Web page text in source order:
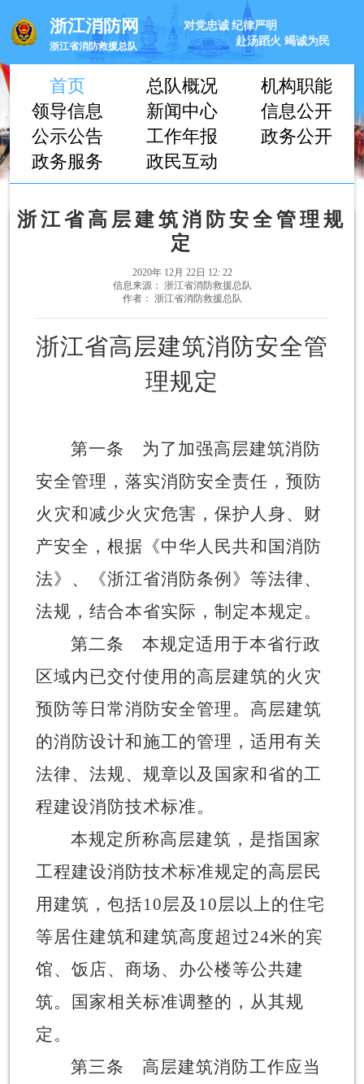
浙江消防网
浙江省消防救援总队
对党忠诚 纪律严明
赴汤蹈火 竭诚为民
首页 总队概况
机构职能
领导信息
新闻中心
信息公开
公示公告
工作年报
政务公开
政务服务
政民互动
浙江省高层建筑消防安全管理规
定
2020年 12月 22日 12: 22
信息来源： 浙江省消防救援总队
作者： 浙江省消防救援总队
浙江省高层建筑消防安全管
理规定
第一条
为了加强高层建筑消防
安全管理，落实消防安全责任，预防
火灾和减少火灾危害，保护人身、财
产安全，根据《中华人民共和国消防
法》、《浙江省消防条例》等法律、
法规，结合本省实际，制定本规定。
第二条
本规定适用于本省行政
区域内已交付使用的高层建筑的火灾
预防等日常消防安全管理。高层建筑
的消防设计和施工的管理，适用有关
法律、法规、规章以及国家和省的工
程建设消防技术标准。
本规定所称高层建筑，是指国家
工程建设消防技术标准规定的高层民
用建筑，包括10层及10层以上的住宅
等居住建筑和建筑高度超过24米的宾
馆、饭店、商场、办公楼等公共建
筑。国家相关标准调整的，从其规
定。
第三条
高层建筑消防工作应当